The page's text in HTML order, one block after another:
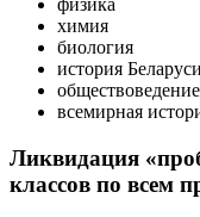
физика
химия
биология
история Беларуси
обществоведение
всемирная
Ликвидация
классов по всем